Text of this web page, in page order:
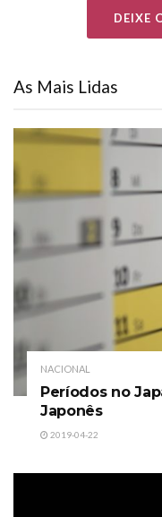
DEIXE
As Mais Lidas
NACIONAL
Períodos no
Japonês
2019-04-22